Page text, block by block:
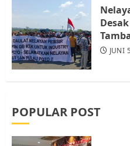
JUNI
POPULAR POST
5
JULI
1